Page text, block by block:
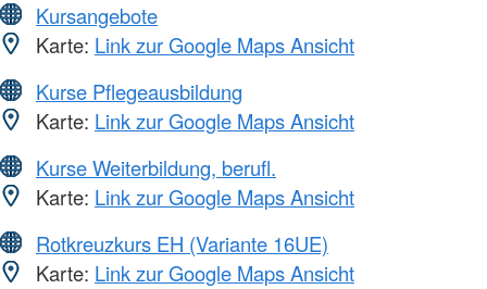
Kursangebote
Karte: Link zur Google Maps Ansicht
Kurse Pflegeausbildung
Karte: Link zur Google Maps Ansicht
Kurse Weiterbildung, berufl.
Karte: Link zur Google Maps Ansicht
Rotkreuzkurs EH (Variante 16UE)
Karte: Link zur Google Maps Ansicht